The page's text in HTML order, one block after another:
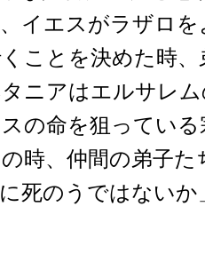
イエスがラザロ
ことを決めた時
ニアはエルサレ
の命を狙ってい
時、仲間の弟子
死のうではない